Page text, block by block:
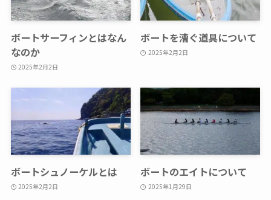
ボートサーフィンとはなん
なのか
2025年2月2日
ボートを漕ぐ道具について
2025年2月2日
ボートシュノーケルとは
2025年2月2日
ボートのエイトについて
2025年1月29日